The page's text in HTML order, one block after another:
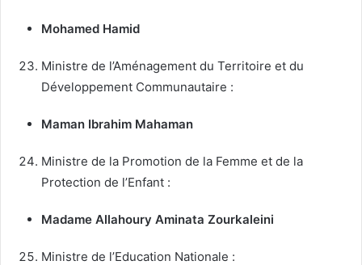
Mohamed Hamid
Ministre de l’Aménagement du Territoire et du
Développement Communautaire :
Maman Ibrahim Mahaman
Ministre de la Promotion de la Femme et de la
Protection de l’Enfant :
Madame Allahoury Aminata Zourkaleini
Ministre de l’Education Nationale :